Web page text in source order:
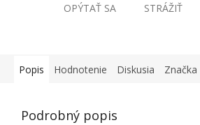
OPÝTAŤ SA STRÁŽIŤ
Popis Hodnotenie Diskusia Značka
Podrobný popis